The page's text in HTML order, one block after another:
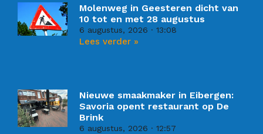
Molenweg in Geesteren dicht van
10 tot en met 28 augustus
6 augustus, 2026 13:08
Lees verder »
Nieuwe smaakmaker in Eibergen:
Savoria opent restaurant op De
Brink
6 augustus, 2026 12:57